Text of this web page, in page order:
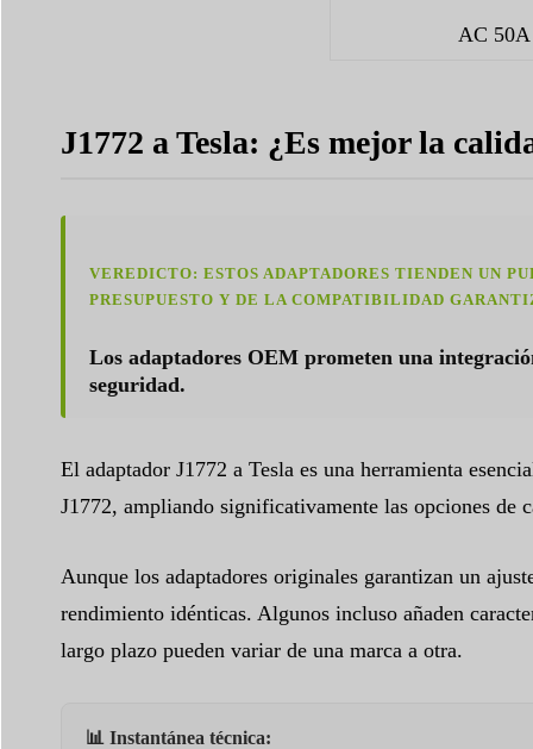
AC 50A
J1772 a Tesla: ¿Es mejor la
VEREDICTO: ESTOS ADAPTADORES TIENDEN UN
PRESUPUESTO Y DE LA COMPATIBILIDAD
Los adaptadores OEM prometen una
seguridad.
El adaptador J1772 a Tesla es una herramienta
J1772, ampliando significativamente las opciones de
Aunque los adaptadores originales garantizan un
rendimiento idénticas. Algunos incluso añaden
largo plazo pueden variar de una marca a otra.
📊 Instantánea técnica: